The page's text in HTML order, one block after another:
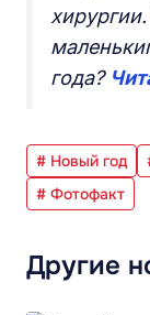
года?
# Новый год
# Фотофакт
Другие